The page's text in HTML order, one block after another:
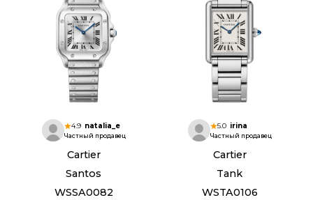
4.9 natalia_e
Частный продавец
Cartier
Santos
WSSA0082
5.0 irina
Частный продавец
Cartier
Tank
WSTA0106